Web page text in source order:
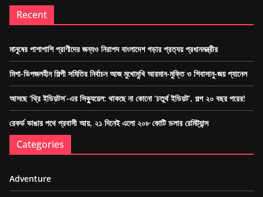
Recent
মানুষের পাশাপাশি প্রাণীদের জন্যও নিরাপদ বাংলাদেশ গড়ার প্রত্যয় প্রধানমন্ত্রীর
মিশা-ডিপজলহীন শিল্পী সমিতির নির্বাচন আজ মুখোমুখি আরমান-মুক্তি ও শিবাসানু-জয় প্যানেল
আসছে ‘থ্রি ইডিয়টস’-এর সিক্যুয়েল: থাকছে না কোনো ‘চতুর্থ ইডিয়ট’, গল্প ২০ বছর পরের!
রেকর্ড ভাঙার পথে প্রবাসী আয়, ২১ দিনেই এলো ২০৮ কোটি ডলার রেমিট্যান্স
Categories
Adventure